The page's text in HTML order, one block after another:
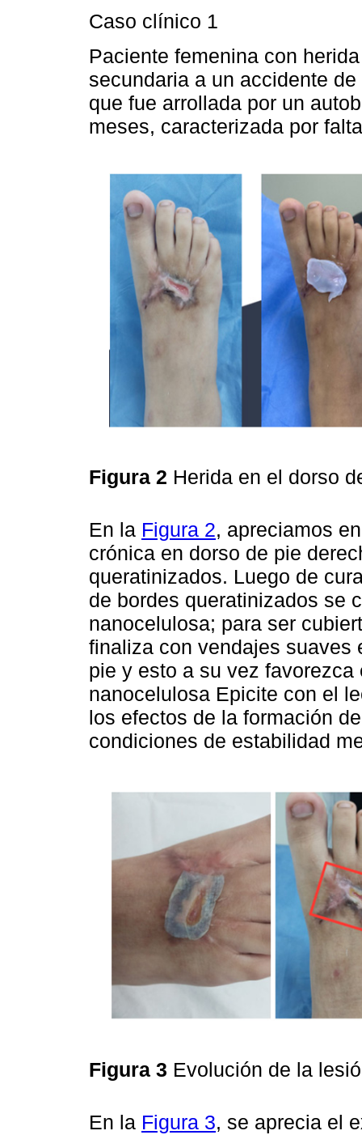
Caso clínico 1
Paciente femenina con
secundaria a un accidente
que fue arrollada por un
meses, caracterizada por
Figura 2 Herida en el dorso
En la Figura 2, apreciamos
crónica en dorso de pie
queratinizados. Luego de
de bordes queratinizados se
nanocelulosa; para ser
finaliza con vendajes suaves
pie y esto a su vez
nanocelulosa Epicite con el
los efectos de la formación
condiciones de estabilidad
Figura 3 Evolución de la
En la Figura 3, se aprecia el